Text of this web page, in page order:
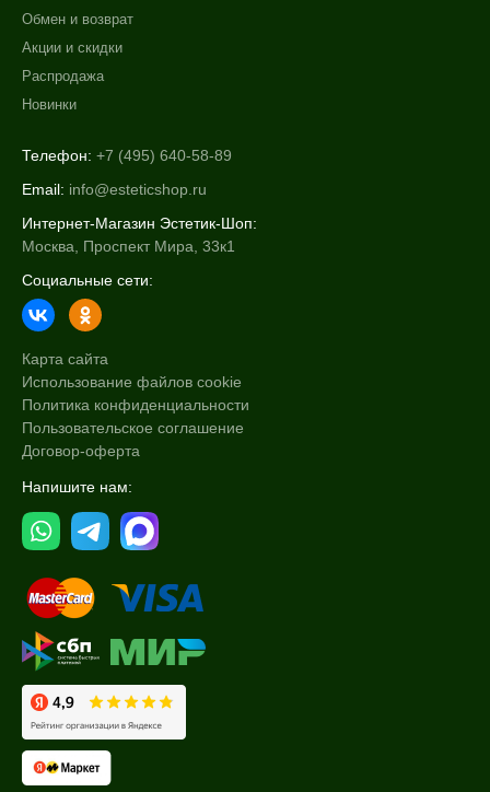
Обмен и возврат
Акции и скидки
Распродажа
Новинки
Телефон: +7 (495) 640-58-89
Email: info@esteticshop.ru
Интернет-Магазин Эстетик-Шоп:
Москва, Проспект Мира, 33к1
Социальные сети:
Карта сайта
Использование файлов cookie
Политика конфиденциальности
Пользовательское соглашение
Договор-оферта
Напишите нам: